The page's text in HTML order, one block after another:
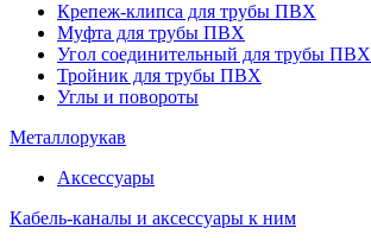
Крепеж-клипса для трубы ПВХ
Муфта для трубы ПВХ
Угол соединительный для трубы ПВХ
Тройник для трубы ПВХ
Углы и повороты
Металлорукав
Аксессуары
Кабель-каналы и аксессуары к ним